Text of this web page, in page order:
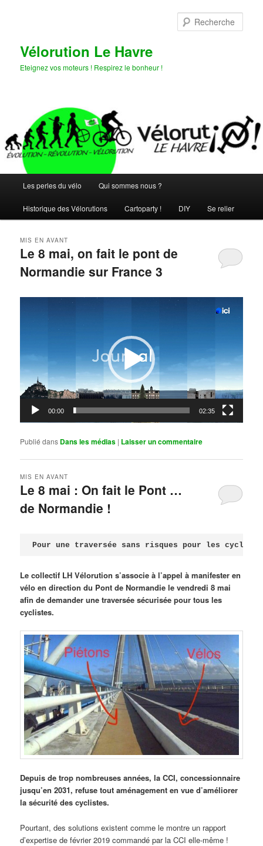
Vélorution Le Havre
Eteignez vos moteurs ! Respirez le bonheur !
principal
Les perles du vélo Qui sommes nous ?
Historique des Vélorutions Cartoparty ! DIY Se relier
Le 8 mai, on fait le pont de
Normandie sur France 3
MIS EN AVANT
00:00 02:35
Publié dans Dans les médias | Laisser un commentaire
Le 8 mai : On fait le Pont …
de Normandie !
MIS EN AVANT
Pour une traversée sans risques pour les
Le collectif LH Vélorution s’associe à l’appel à manifester en
vélo en direction du Pont de Normandie le vendredi 8 mai
afin de demander une traversée sécurisée pour tous les
cyclistes.
Depuis de trop nombreuses années, la CCI, concessionnaire
jusqu’en 2031, refuse tout aménagement en vue d’améliorer
la sécurité des cyclistes.
Pourtant, des solutions existent comme le montre un rapport
d’expertise de février 2019 commandé par la CCI elle-même !